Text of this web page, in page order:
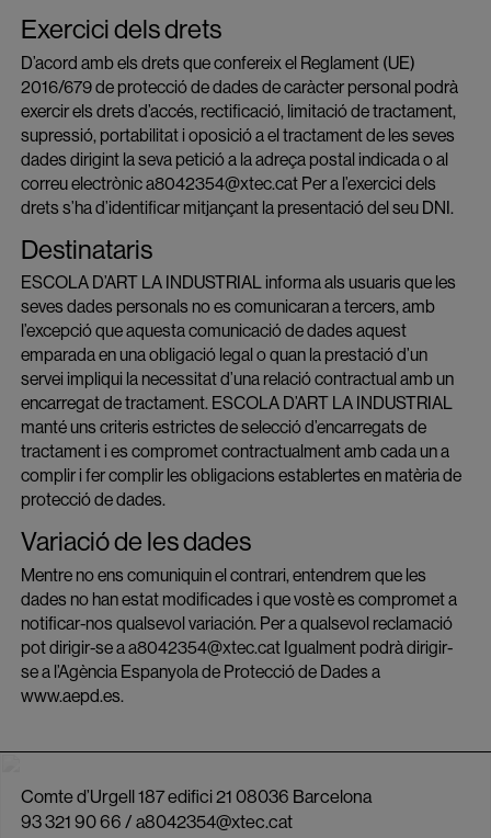
Exercici dels drets
D’acord amb els drets que confereix el Reglament (UE)
2016/679 de protecció de dades de caràcter personal podrà
exercir els drets d’accés, rectificació, limitació de tractament,
supressió, portabilitat i oposició a el tractament de les seves
dades dirigint la seva petició a la adreça postal indicada o al
correu electrònic a8042354@xtec.cat Per a l’exercici dels
drets s’ha d’identificar mitjançant la presentació del seu DNI.
Destinataris
ESCOLA D’ART LA INDUSTRIAL informa als usuaris que les
seves dades personals no es comunicaran a tercers, amb
l’excepció que aquesta comunicació de dades aquest
emparada en una obligació legal o quan la prestació d’un
servei impliqui la necessitat d’una relació contractual amb un
encarregat de tractament. ESCOLA D’ART LA INDUSTRIAL
manté uns criteris estrictes de selecció d’encarregats de
tractament i es compromet contractualment amb cada un a
complir i fer complir les obligacions establertes en matèria de
protecció de dades.
Variació de les dades
Mentre no ens comuniquin el contrari, entendrem que les
dades no han estat modificades i que vostè es compromet a
notificar-nos qualsevol variación. Per a qualsevol reclamació
pot dirigir-se a a8042354@xtec.cat Igualment podrà dirigir-
se a l’Agència Espanyola de Protecció de Dades a
www.aepd.es.
Comte d’Urgell 187 edifici 21 08036 Barcelona
93 321 90 66 /a8042354@xtec.cat